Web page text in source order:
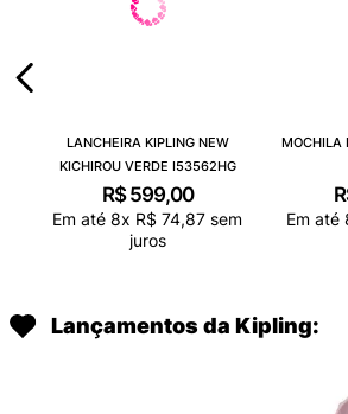
LANCHEIRA KIPLING NEW
KICHIROU VERDE I53562HG
R$ 599,00
Em até 8x R$ 74,87 sem
juros
MOCHILA
Em até
Lançamentos da Kipling: